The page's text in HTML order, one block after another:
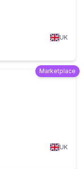
UK
Marketplace
UK